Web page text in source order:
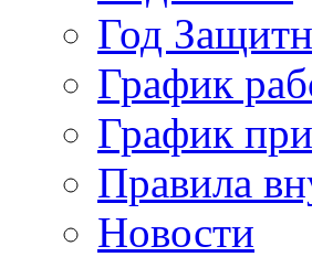
Год
График
График
Правила
Новости